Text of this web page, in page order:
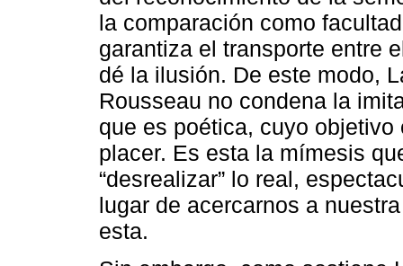
la comparación como
garantiza el transporte entre
dé la ilusión. De este modo,
Rousseau no condena la
que es poética, cuyo
placer. Es esta la mímesis
“desrealizar” lo real,
lugar de acercarnos a
esta.